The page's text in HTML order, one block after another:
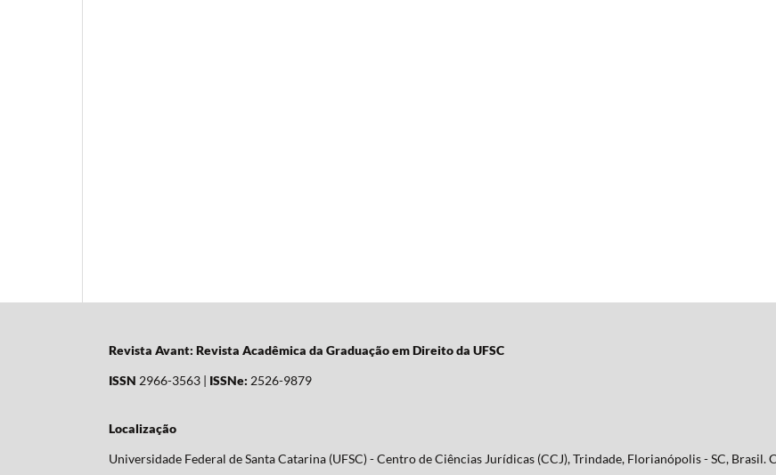
Revista Avant: Revista Acadêmica da Graduação em Direito da UFSC
ISSN 2966-3563 | ISSNe: 2526-9879
Localização
Universidade Federal de Santa Catarina (UFSC) - Centro de Ciências Jurídicas (CCJ), Trindade, Florianópolis - SC, Brasil.